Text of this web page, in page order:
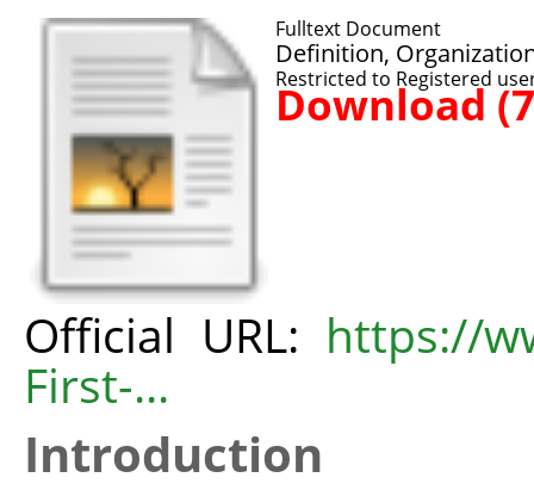
Fulltext Document
Definition,
Restricted to Registered
Download
Official URL: https://
First-...
Introduction